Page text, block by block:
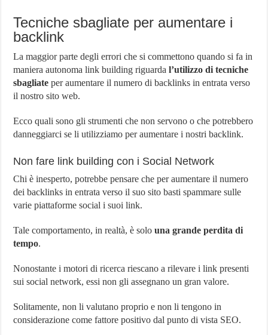
Tecniche sbagliate per aumentare i
backlink
La maggior parte degli errori che si commettono quando si fa in
maniera autonoma link building riguardal’utilizzo di tecniche
sbagliate per aumentare il numero di backlinks in entrata verso
il nostro sito web.
Ecco quali sono gli strumenti che non servono o che potrebbero
danneggiarci se li utilizziamo per aumentare i nostri backlink.
Non fare link building con i Social Network
Chi è inesperto, potrebbe pensare che per aumentare il numero
dei backlinks in entrata verso il suo sito basti spammare sulle
varie piattaforme social i suoi link.
Tale comportamento, in realtà, è solouna grande perdita di
tempo.
Nonostante i motori di ricerca riescano a rilevare i link presenti
sui social network, essi non gli assegnano un gran valore.
Solitamente, non li valutano proprio e non li tengono in
considerazione come fattore positivo dal punto di vista SEO.